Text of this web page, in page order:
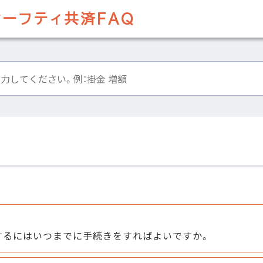
フティ共済FAQ
にはいつまでに手続きをすればよいですか。